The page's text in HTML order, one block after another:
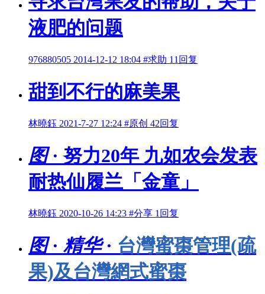
液肥的问题
976880505 2014-12-12 18:04 #求助 11回复
甜到不行的麻美果
林曉鈺 2021-7-27 12:24 #原创 42回复
图· 努力20年 九如农会发表
耐热仙履兰「金童」
林曉鈺 2020-10-26 14:23 #分享 1回复
图· 精华· 台灣蜜棗管理(疏
果)及台灣網式蜜棗